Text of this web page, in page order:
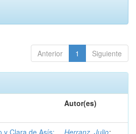
Anterior 1 Siguiente
Autor(es)
y Clara de Asís:
Herranz, Julio;